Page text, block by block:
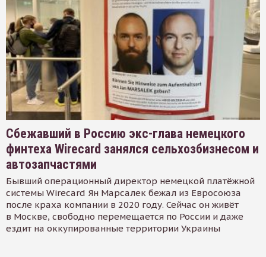
Сбежавший в Россию экс-глава немецкого
финтеха Wirecard занялся сельхозбизнесом и
автозапчастями
Бывший операционный директор немецкой платёжной
системы Wirecard Ян Марсалек бежал из Евросоюза
после краха компании в 2020 году. Сейчас он живёт
в Москве, свободно перемещается по России и даже
ездит на оккупированные территории Украины